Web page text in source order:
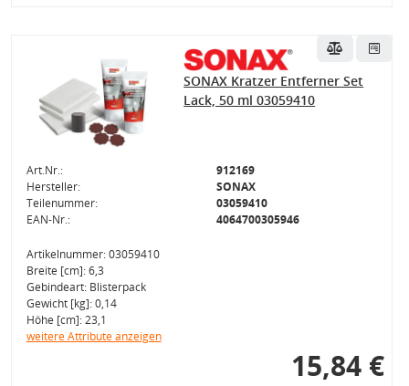
SONAX Kratzer Entferner Set
Lack, 50 ml 03059410
Art.Nr.:
912169
Hersteller:
SONAX
Teilenummer:
03059410
EAN-Nr.:
4064700305946
Artikelnummer: 03059410
Breite [cm]: 6,3
Gebindeart: Blisterpack
Gewicht [kg]: 0,14
Höhe [cm]: 23,1
weitere Attribute anzeigen
15,84 €